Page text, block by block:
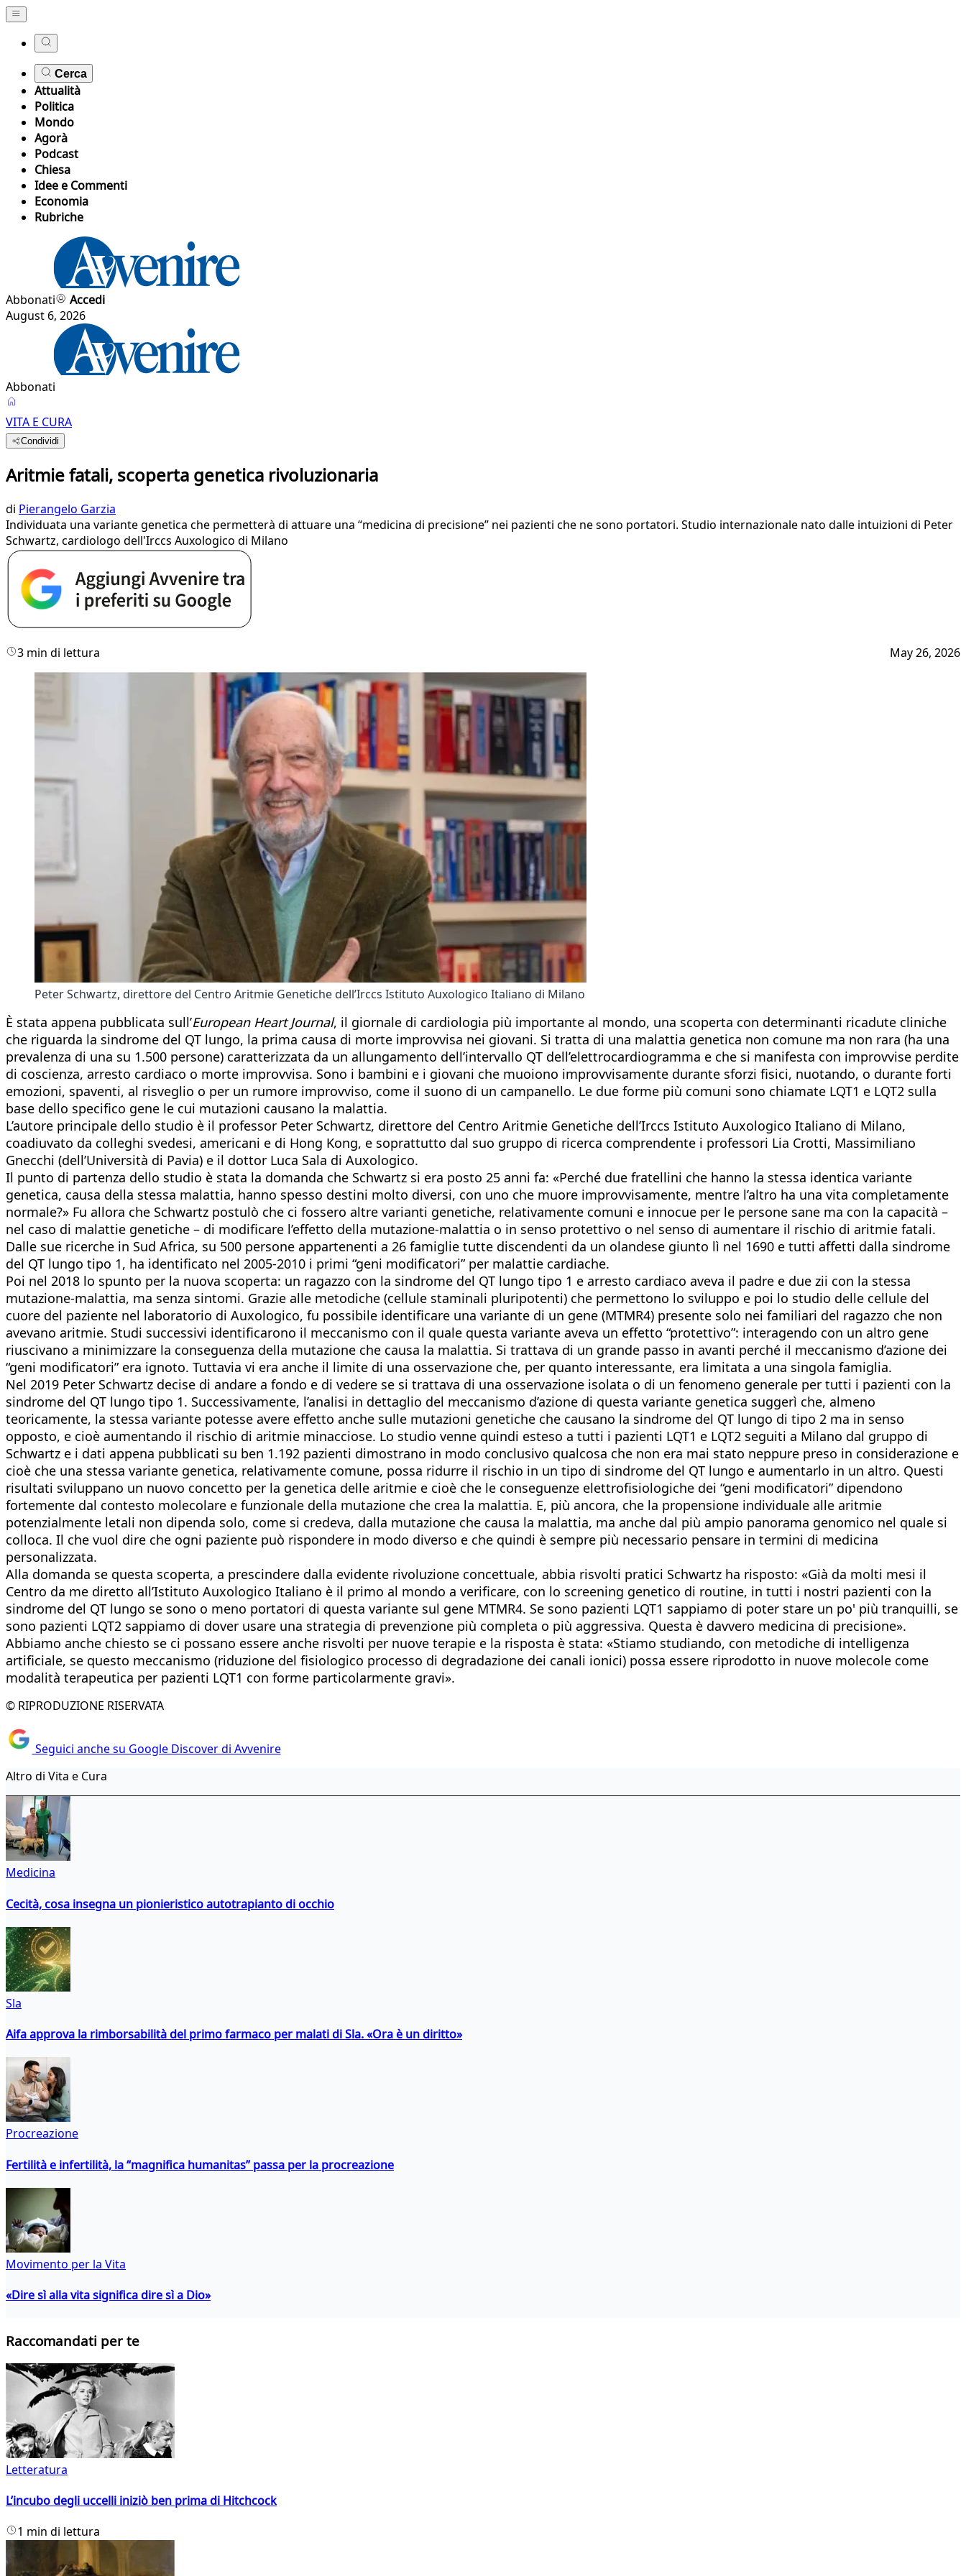
Cerca
Attualità
Politica
Mondo
Agorà
Podcast
Chiesa
Idee e Commenti
Economia
Rubriche
Abbonati
Accedi
August 6, 2026
Abbonati
VITA E CURA
Condividi
Aritmie fatali, scoperta genetica rivoluzionaria
di Pierangelo Garzia
Individuata una variante genetica che permetterà di attuare una “medicina di precisione” nei pazienti che ne sono portatori. Studio internazionale nato dalle intuizioni di Peter
Schwartz, cardiologo dell'Irccs Auxologico di Milano
3 min di lettura May 26, 2026
Peter Schwartz, direttore del Centro Aritmie Genetiche dell’Irccs Istituto Auxologico Italiano di Milano
È stata appena pubblicata sull’European Heart Journal, il giornale di cardiologia più importante al mondo, una scoperta con determinanti ricadute cliniche
che riguarda la sindrome del QT lungo, la prima causa di morte improvvisa nei giovani. Si tratta di una malattia genetica non comune ma non rara (ha una
prevalenza di una su 1.500 persone) caratterizzata da un allungamento dell’intervallo QT dell’elettrocardiogramma e che si manifesta con improvvise perdite
di coscienza, arresto cardiaco o morte improvvisa. Sono i bambini e i giovani che muoiono improvvisamente durante sforzi fisici, nuotando, o durante forti
emozioni, spaventi, al risveglio o per un rumore improvviso, come il suono di un campanello. Le due forme più comuni sono chiamate LQT1 e LQT2 sulla
base dello specifico gene le cui mutazioni causano la malattia.
L’autore principale dello studio è il professor Peter Schwartz, direttore del Centro Aritmie Genetiche dell’Irccs Istituto Auxologico Italiano di Milano,
coadiuvato da colleghi svedesi, americani e di Hong Kong, e soprattutto dal suo gruppo di ricerca comprendente i professori Lia Crotti, Massimiliano
Gnecchi (dell’Università di Pavia) e il dottor Luca Sala di Auxologico.
Il punto di partenza dello studio è stata la domanda che Schwartz si era posto 25 anni fa: «Perché due fratellini che hanno la stessa identica variante
genetica, causa della stessa malattia, hanno spesso destini molto diversi, con uno che muore improvvisamente, mentre l’altro ha una vita completamente
normale?» Fu allora che Schwartz postulò che ci fossero altre varianti genetiche, relativamente comuni e innocue per le persone sane ma con la capacità –
nel caso di malattie genetiche – di modificare l’effetto della mutazione-malattia o in senso protettivo o nel senso di aumentare il rischio di aritmie fatali.
Dalle sue ricerche in Sud Africa, su 500 persone appartenenti a 26 famiglie tutte discendenti da un olandese giunto lì nel 1690 e tutti affetti dalla sindrome
del QT lungo tipo 1, ha identificato nel 2005-2010 i primi “geni modificatori” per malattie cardiache.
Poi nel 2018 lo spunto per la nuova scoperta: un ragazzo con la sindrome del QT lungo tipo 1 e arresto cardiaco aveva il padre e due zii con la stessa
mutazione-malattia, ma senza sintomi. Grazie alle metodiche (cellule staminali pluripotenti) che permettono lo sviluppo e poi lo studio delle cellule del
cuore del paziente nel laboratorio di Auxologico, fu possibile identificare una variante di un gene (MTMR4) presente solo nei familiari del ragazzo che non
avevano aritmie. Studi successivi identificarono il meccanismo con il quale questa variante aveva un effetto “protettivo”: interagendo con un altro gene
riuscivano a minimizzare la conseguenza della mutazione che causa la malattia. Si trattava di un grande passo in avanti perché il meccanismo d’azione dei
“geni modificatori” era ignoto. Tuttavia vi era anche il limite di una osservazione che, per quanto interessante, era limitata a una singola famiglia.
Nel 2019 Peter Schwartz decise di andare a fondo e di vedere se si trattava di una osservazione isolata o di un fenomeno generale per tutti i pazienti con la
sindrome del QT lungo tipo 1. Successivamente, l’analisi in dettaglio del meccanismo d’azione di questa variante genetica suggerì che, almeno
teoricamente, la stessa variante potesse avere effetto anche sulle mutazioni genetiche che causano la sindrome del QT lungo di tipo 2 ma in senso
opposto, e cioè aumentando il rischio di aritmie minacciose. Lo studio venne quindi esteso a tutti i pazienti LQT1 e LQT2 seguiti a Milano dal gruppo di
Schwartz e i dati appena pubblicati su ben 1.192 pazienti dimostrano in modo conclusivo qualcosa che non era mai stato neppure preso in considerazione e
cioè che una stessa variante genetica, relativamente comune, possa ridurre il rischio in un tipo di sindrome del QT lungo e aumentarlo in un altro. Questi
risultati sviluppano un nuovo concetto per la genetica delle aritmie e cioè che le conseguenze elettrofisiologiche dei “geni modificatori” dipendono
fortemente dal contesto molecolare e funzionale della mutazione che crea la malattia. E, più ancora, che la propensione individuale alle aritmie
potenzialmente letali non dipenda solo, come si credeva, dalla mutazione che causa la malattia, ma anche dal più ampio panorama genomico nel quale si
colloca. Il che vuol dire che ogni paziente può rispondere in modo diverso e che quindi è sempre più necessario pensare in termini di medicina
personalizzata.
Alla domanda se questa scoperta, a prescindere dalla evidente rivoluzione concettuale, abbia risvolti pratici Schwartz ha risposto: «Già da molti mesi il
Centro da me diretto all’Istituto Auxologico Italiano è il primo al mondo a verificare, con lo screening genetico di routine, in tutti i nostri pazienti con la
sindrome del QT lungo se sono o meno portatori di questa variante sul gene MTMR4. Se sono pazienti LQT1 sappiamo di poter stare un po' più tranquilli, se
sono pazienti LQT2 sappiamo di dover usare una strategia di prevenzione più completa o più aggressiva. Questa è davvero medicina di precisione».
Abbiamo anche chiesto se ci possano essere anche risvolti per nuove terapie e la risposta è stata: «Stiamo studiando, con metodiche di intelligenza
artificiale, se questo meccanismo (riduzione del fisiologico processo di degradazione dei canali ionici) possa essere riprodotto in nuove molecole come
modalità terapeutica per pazienti LQT1 con forme particolarmente gravi».
© RIPRODUZIONE RISERVATA
Seguici anche su Google Discover di Avvenire
Altro di Vita e Cura
Medicina
Cecità, cosa insegna un pionieristico autotrapianto di occhio
Sla
Aifa approva la rimborsabilità del primo farmaco per malati di Sla. «Ora è un diritto»
Procreazione
Fertilità e infertilità, la “magnifica humanitas” passa per la procreazione
Movimento per la Vita
«Dire sì alla vita significa dire sì a Dio»
Raccomandati per te
Letteratura
L’incubo degli uccelli iniziò ben prima di Hitchcock
1 min di lettura